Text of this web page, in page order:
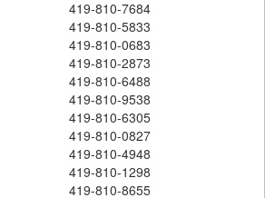
419-810-7684
419-810-5833
419-810-0683
419-810-2873
419-810-6488
419-810-9538
419-810-6305
419-810-0827
419-810-4948
419-810-1298
419-810-8655